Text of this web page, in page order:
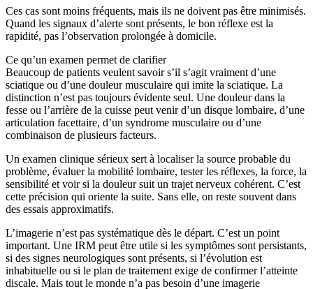
Ces cas sont moins fréquents, mais ils ne doivent pas être minimisés.
Quand les signaux d’alerte sont présents, le bon réflexe est la
rapidité, pas l’observation prolongée à domicile.
Ce qu’un examen permet de clarifier
Beaucoup de patients veulent savoir s’il s’agit vraiment d’une
sciatique ou d’une douleur musculaire qui imite la sciatique. La
distinction n’est pas toujours évidente seul. Une douleur dans la
fesse ou l’arrière de la cuisse peut venir d’un disque lombaire, d’une
articulation facettaire, d’un syndrome musculaire ou d’une
combinaison de plusieurs facteurs.
Un examen clinique sérieux sert à localiser la source probable du
problème, évaluer la mobilité lombaire, tester les réflexes, la force, la
sensibilité et voir si la douleur suit un trajet nerveux cohérent. C’est
cette précision qui oriente la suite. Sans elle, on reste souvent dans
des essais approximatifs.
L’imagerie n’est pas systématique dès le départ. C’est un point
important. Une IRM peut être utile si les symptômes sont persistants,
si des signes neurologiques sont présents, si l’évolution est
inhabituelle ou si le plan de traitement exige de confirmer l’atteinte
discale. Mais tout le monde n’a pas besoin d’une imagerie